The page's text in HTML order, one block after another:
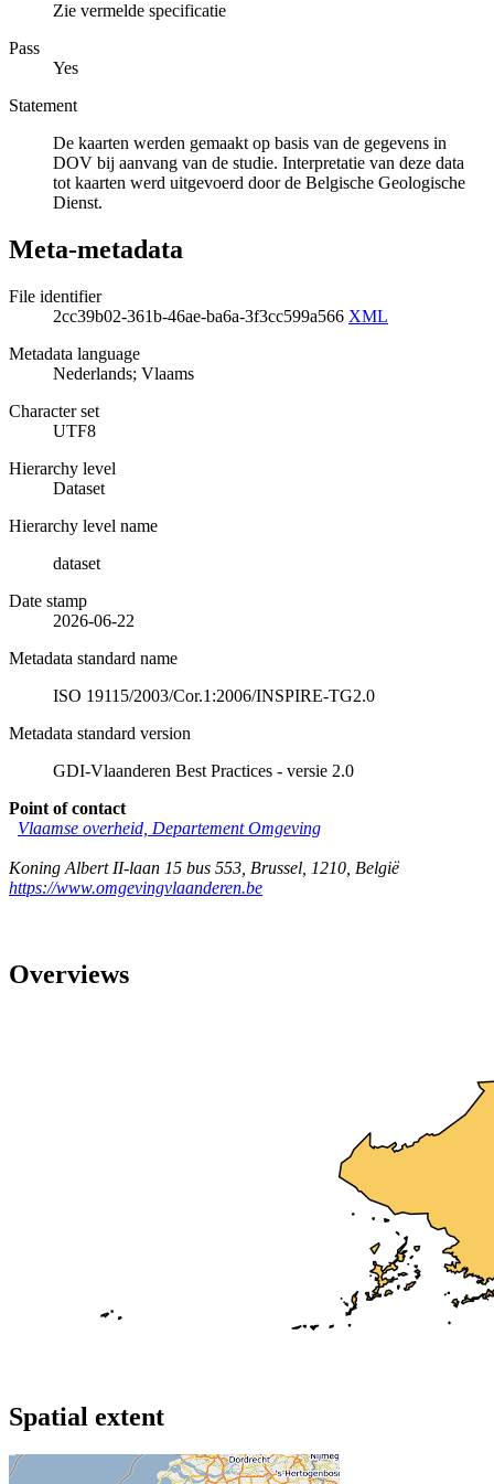
Zie vermelde specificatie
Pass
Yes
Statement
De kaarten werden gemaakt op basis van de gegevens in
DOV bij aanvang van de studie. Interpretatie van deze data
tot kaarten werd uitgevoerd door de Belgische Geologische
Dienst.
Meta-metadata
File identifier
2cc39b02-361b-46ae-ba6a-3f3cc599a566 XML
Metadata language
Nederlands; Vlaams
Character set
UTF8
Hierarchy level
Dataset
Hierarchy level name
dataset
Date stamp
2026-06-22
Metadata standard name
ISO 19115/2003/Cor.1:2006/INSPIRE-TG2.0
Metadata standard version
GDI-Vlaanderen Best Practices - versie 2.0
Point of contact
Vlaamse overheid, Departement Omgeving
Koning Albert II-laan 15 bus 553 Brussel 1210 België
https://www.omgevingvlaanderen.be
Overviews
Spatial extent